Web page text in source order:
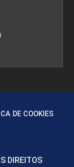
DE COOKIES
DIREITOS